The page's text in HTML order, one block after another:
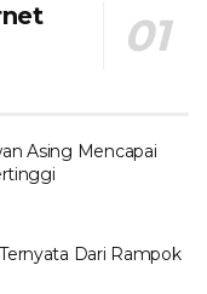
Asing Mencapai
Dari Rampok